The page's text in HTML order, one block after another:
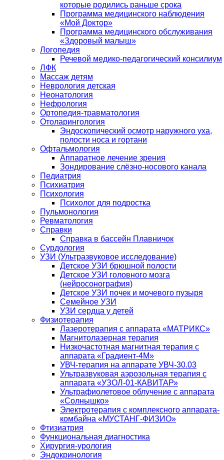
которые родились раньше срока
Программа медицинского наблюдения
«Мой Доктор»
Программа медицинского обслуживания
«Здоровый малыш»
Логопедия
Речевой медико-педагогический консилиум
ЛФК
Массаж детям
Неврология детская
Неонатология
Нефрология
Ортопедия-травматология
Отоларингология
Эндоскопический осмотр наружного уха,
полости носа и гортани
Офтальмология
Аппаратное лечение зрения
Зондирование слёзно-носового канала
Педиатрия
Психиатрия
Психология
Психолог для подростка
Пульмонология
Ревматология
Справки
Справка в бассейн Плавничок
Сурдология
УЗИ (Ультразвуковое исследование)
Детское УЗИ брюшной полости
Детское УЗИ головного мозга
(нейросонография)
Детское УЗИ почек и мочевого пузыря
Семейное УЗИ
УЗИ сердца у детей
Физиотерапия
Лазеротерапия с аппарата «МАТРИКС»
Магнитолазерная терапия
Низкочастотная магнитная терапия с
аппарата «Градиент-4М»
УВЧ-терапия на аппарате УВЧ-30.03
Ультразвуковая аэрозольная терапия с
аппарата «УЗОЛ-01-КАВИТАР»
Ультрафиолетовое облучение с аппарата
«Солнышко»
Электротерапия с комплексного аппарата-
комбайна «МУСТАНГ-ФИЗИО»
Фтизиатрия
Функциональная диагностика
Хирургия-урология
Эндокринология